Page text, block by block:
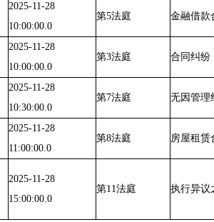
2025-11-28
10:00:00.0
第5法庭 金融借款
2025-11-28
10:00:00.0
第3法庭 合同纠纷
2025-11-28
10:30:00.0
第7法庭 无因管理
2025-11-28
11:00:00.0
第8法庭 房屋租赁
2025-11-28
15:00:00.0
第11法庭 执行异议